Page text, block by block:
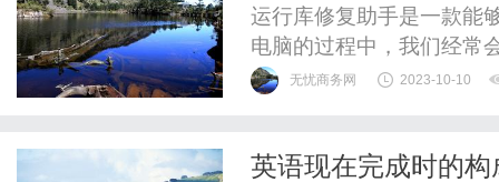
运行库修复助手是一款能
电脑的过程中，我们经常
是由于缺少或损坏了所需
能和函数。不同的软件可
无忧商务网 2023-10-10
英语现在完成时的